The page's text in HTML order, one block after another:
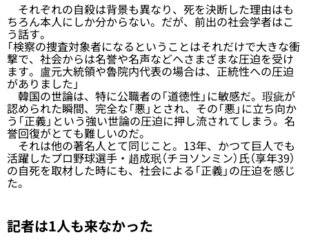
それぞれの自殺は背景も異なり、死を決断した理由はも
ちろん本人にしか分からない。だが、前出の社会学者はこ
う話す。
「検察の捜査対象者になるということはそれだけで大きな衝
撃で、社会からは名誉や名声などへさまざまな圧迫を受け
ます。盧元大統領や魯院内代表の場合は、正統性への圧迫
がありました」
韓国の世論は、特に公職者の「道徳性」に敏感だ。瑕疵が
認められた瞬間、完全な「悪」とされ、その「悪」に立ち向か
う「正義」という強い世論の圧迫に押し流されてしまう。名
誉回復がとても難しいのだ。
それは他の著名人とて同じこと。13年、かつて巨人でも
活躍したプロ野球選手・趙成珉（チヨソンミン）氏（享年39）
の自死を取材した時にも、社会による「正義」の圧迫を感じ
た。
記者は1人も来なかった